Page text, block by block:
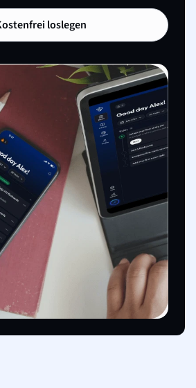
loslegen